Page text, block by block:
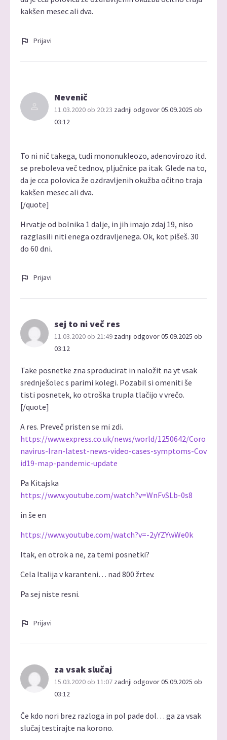
kakšen mesec ali dva.
Prijavi
Nevenič
11.03.2020 ob 20:23 zadnji odgovor 05.09.2025 ob
03:12
To ni nič takega, tudi mononukleozo, adenovirozo itd.
se preboleva več tednov, pljučnice pa itak. Glede na to,
da je cca polovica že ozdravljenih okužba očitno traja
kakšen mesec ali dva.
[/quote]
Hrvatje od bolnika 1 dalje, in jih imajo zdaj 19, niso
razglasili niti enega ozdravljenega. Ok, kot pišeš. 30
do 60 dni.
Prijavi
sej to ni več res
11.03.2020 ob 21:49 zadnji odgovor 05.09.2025 ob
03:12
Take posnetke zna sproducirat in naložit na yt vsak
srednješolec s parimi kolegi. Pozabil si omeniti še
tisti posnetek, ko otroška trupla tlačijo v vrečo.
[/quote]
A res. Preveč pristen se mi zdi.
https://www.express.co.uk/news/world/1250642/Coro
navirus-Iran-latest-news-video-cases-symptoms-Cov
id19-map-pandemic-update
Pa Kitajska
https://www.youtube.com/watch?v=WnFvSLb-0s8
in še en
https://www.youtube.com/watch?v=-2yYZYwWe0k
Itak, en otrok a ne, za temi posnetki?
Cela Italija v karanteni… nad 800 žrtev.
Pa sej niste resni.
Prijavi
za vsak slučaj
15.03.2020 ob 11:07 zadnji odgovor 05.09.2025 ob
03:12
Če kdo nori brez razloga in pol pade dol… ga za vsak
slučaj testirajte na korono.